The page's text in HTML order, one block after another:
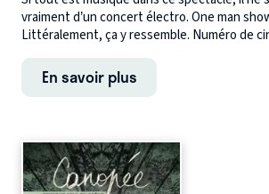
vraiment d’un concert électro. One man
Littéralement, ça y ressemble. Numéro de
En savoir plus